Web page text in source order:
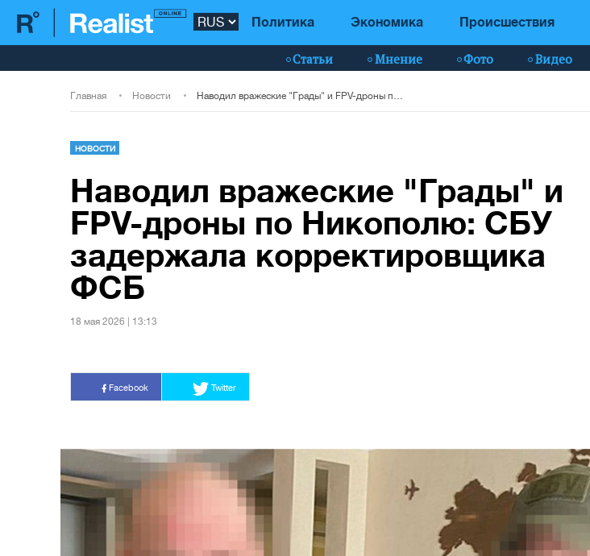
Политика Экономика Происшествия
Статьи Мнение Фото Видео
Главная Новости
НОВОСТИ
Наводил вражеские "Грады" и
FPV-дроны по Никополю: СБУ
задержала корректировщика
ФСБ
18 мая 2026 | 13:13
Facebook Twitter